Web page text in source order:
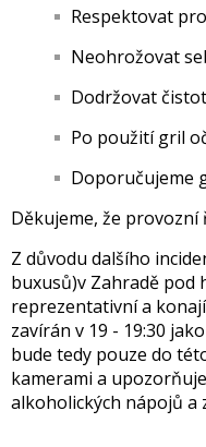
Respektovat
Neohrožovat
Dodržovat
Po použití gril
Doporučujeme
Děkujeme, že provozní
Z důvodu dalšího
buxusů)v Zahradě pod
reprezentativní a
zavírán v 19 - 19:30
bude tedy pouze do
kamerami a
alkoholických nápojů a